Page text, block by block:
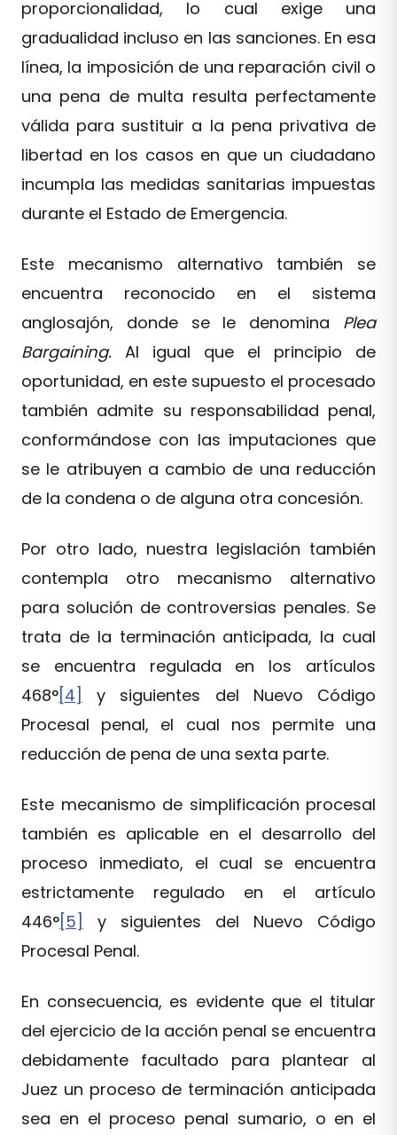
proporcionalidad, lo cual exige una
gradualidad incluso en las sanciones. En esa
línea, la imposición de una reparación civil o
una pena de multa resulta perfectamente
válida para sustituir a la pena privativa de
libertad en los casos en que un ciudadano
incumpla las medidas sanitarias impuestas
durante el Estado de Emergencia.
Este mecanismo alternativo también se
encuentra reconocido en el sistema
anglosajón, donde se le denomina Plea
Bargaining. Al igual que el principio de
oportunidad, en este supuesto el procesado
también admite su responsabilidad penal,
conformándose con las imputaciones que
se le atribuyen a cambio de una reducción
de la condena o de alguna otra concesión.
Por otro lado, nuestra legislación también
contempla otro mecanismo alternativo
para solución de controversias penales. Se
trata de la terminación anticipada, la cual
se encuentra regulada en los artículos
468°[4]
y siguientes del Nuevo Código
Procesal penal, el cual nos permite una
reducción de pena de una sexta parte.
Este mecanismo de simplificación procesal
también es aplicable en el desarrollo del
proceso inmediato, el cual se encuentra
estrictamente regulado en el artículo
446°[5]
y siguientes del Nuevo Código
Procesal Penal.
En consecuencia, es evidente que el titular
del ejercicio de la acción penal se encuentra
debidamente facultado para plantear al
Juez un proceso de terminación anticipada
sea en el proceso penal sumario, o en el